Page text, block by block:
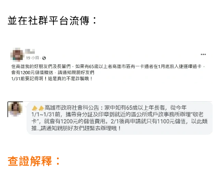
並在社群平台流傳：
查證解釋：